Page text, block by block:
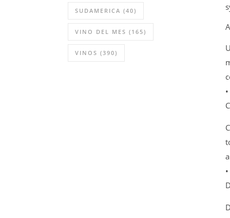
SUDAMERICA (40)
VINO DEL MES (165)
VINOS (390)
•
•